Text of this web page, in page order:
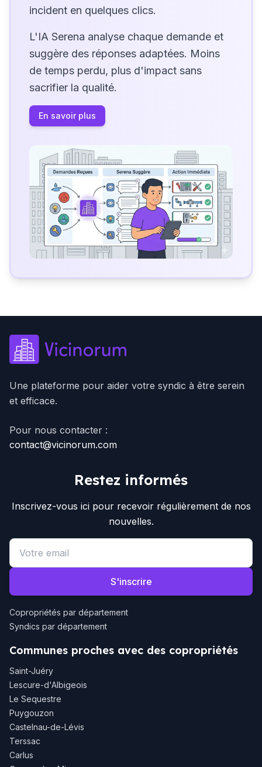
incident en quelques clics.
L'IA Serena analyse chaque demande et
suggère des réponses adaptées. Moins
de temps perdu, plus d'impact sans
sacrifier la qualité.
En savoir plus
Une plateforme pour aider votre syndic à être serein
et efficace.
Pour nous contacter :
contact@vicinorum.com
Restez informés
Inscrivez-vous ici pour recevoir régulièrement de nos
nouvelles.
Email address
S'inscrire
Copropriétés par département
Syndics par département
Communes proches avec des copropriétés
Saint-Juéry
Lescure-d'Albigeois
Le Sequestre
Puygouzon
Castelnau-de-Lévis
Terssac
Carlus